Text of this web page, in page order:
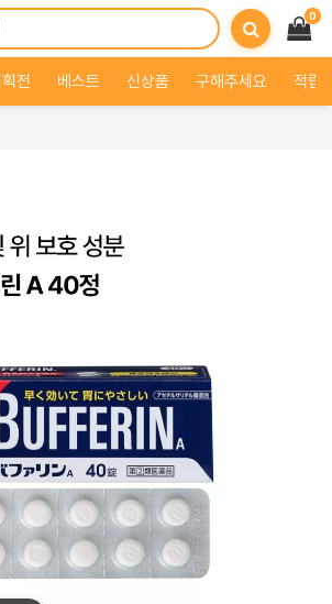
0
전 베스트 신상품 구해주세요 적립